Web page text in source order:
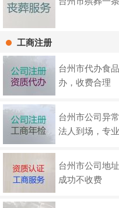
工商注册
台州市代办食
办，收费合理
台州市公司异
法人到场，专
台州市公司地
成功不收费